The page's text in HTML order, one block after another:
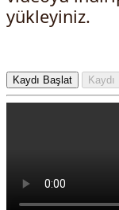
yükleyiniz.
Kaydı Başlat Kaydı